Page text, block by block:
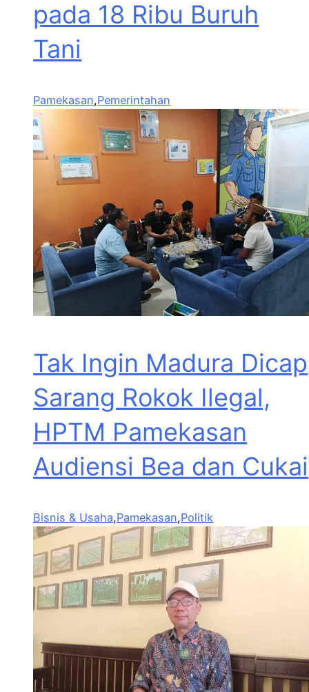
pada 18 Ribu Buruh
Tani
Pamekasan,Pemerintahan
Tak Ingin Madura Dicap
Sarang Rokok Ilegal,
HPTM Pamekasan
Audiensi Bea dan Cukai
Bisnis & Usaha,Pamekasan,Politik